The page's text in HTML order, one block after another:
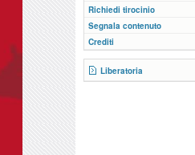
Richiedi tirocinio
Segnala contenuto
Crediti
Liberatoria